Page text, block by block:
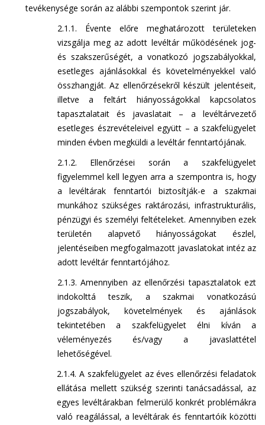
tevékenysége során az alábbi szempontok szerint jár.
2.1.1. Évente előre meghatározott területeken
vizsgálja meg az adott levéltár működésének jog-
és szakszerűségét, a vonatkozó jogszabályokkal,
esetleges ajánlásokkal és követelményekkel való
összhangját. Az ellenőrzésekről készült jelentéseit,
illetve a feltárt hiányosságokkal kapcsolatos
tapasztalatait és javaslatait – a levéltárvezető
esetleges észrevételeivel együtt – a szakfelügyelet
minden évben megküldi a levéltár fenntartójának.
2.1.2. Ellenőrzései során a szakfelügyelet
figyelemmel kell legyen arra a szempontra is, hogy
a levéltárak fenntartói biztosítják-e a szakmai
munkához szükséges raktározási, infrastrukturális,
pénzügyi és személyi feltételeket. Amennyiben ezek
területén alapvető hiányosságokat észlel,
jelentéseiben megfogalmazott javaslatokat intéz az
adott levéltár fenntartójához.
2.1.3. Amennyiben az ellenőrzési tapasztalatok ezt
indokolttá teszik, a szakmai vonatkozású
jogszabályok, követelmények és ajánlások
tekintetében a szakfelügyelet élni kíván a
véleményezés és/vagy a javaslattétel
lehetőségével.
2.1.4. A szakfelügyelet az éves ellenőrzési feladatok
ellátása mellett szükség szerinti tanácsadással, az
egyes levéltárakban felmerülő konkrét problémákra
való reagálással, a levéltárak és fenntartóik közötti